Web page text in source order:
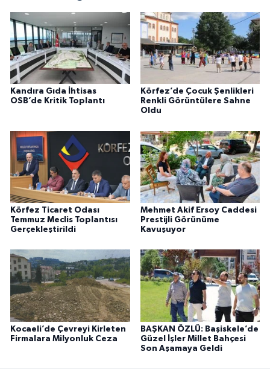
Kandıra Gıda İhtisas
OSB’de Kritik Toplantı
Körfez’de Çocuk Şenlikleri
Renkli Görüntülere Sahne
Oldu
Körfez Ticaret Odası
Temmuz Meclis Toplantısı
Gerçekleştirildi
Mehmet Akif Ersoy Caddesi
Prestijli Görünüme
Kavuşuyor
Kocaeli’de Çevreyi Kirleten
Firmalara Milyonluk Ceza
BAŞKAN ÖZLÜ: Başiskele’de
Güzel İşler Millet Bahçesi
Son Aşamaya Geldi